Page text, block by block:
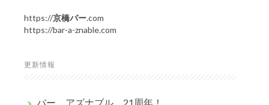
https://京橋バー.com
https://bar-a-znable.com
更新情報
バー アズナブル 21周年！